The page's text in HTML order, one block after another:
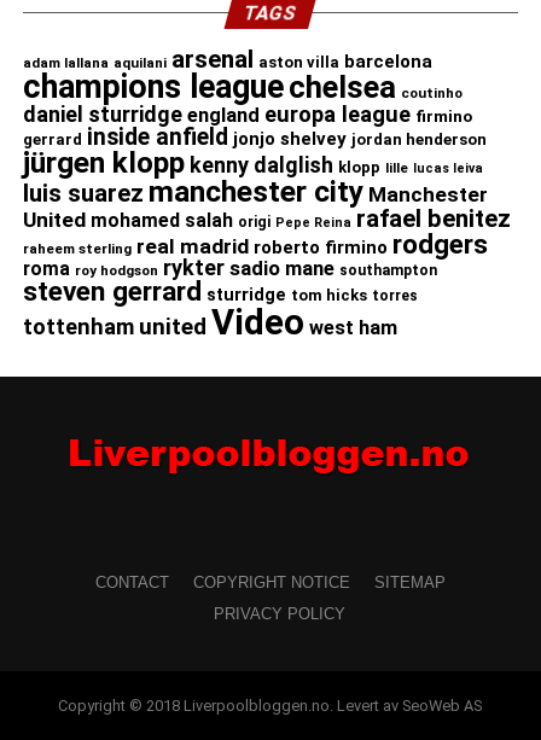
TAGS
adam lallana aquilani arsenal aston villa barcelona
champions leaguechelsea coutinho
daniel sturridge england europa league firmino
gerrard inside anfield jonjo shelvey jordan henderson
jürgen klopp kenny dalglish klopp lille lucas leiva
luis suarez manchester city Manchester
United mohamed salah origi Pepe Reina rafael benitez
raheem sterling real madrid roberto firmino rodgers
roma roy hodgson rykter sadio mane southampton
steven gerrard sturridge tom hicks torres
tottenham united Video west ham
CONTACT COPYRIGHT NOTICE
SITEMAP
PRIVACY POLICY
Copyright © 2018 Liverpoolbloggen.no. Levert av SeoWeb AS